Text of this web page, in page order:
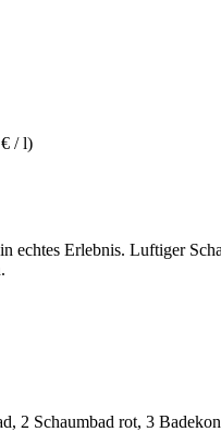
/ l)
echtes Erlebnis. Luftiger
2 Schaumbad rot, 3